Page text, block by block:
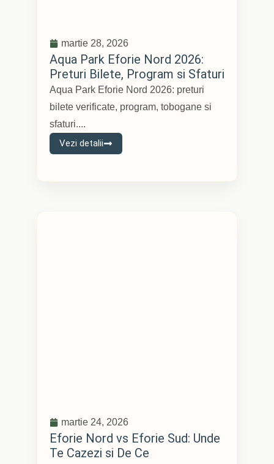
martie 28, 2026
Aqua Park Eforie Nord 2026:
Preturi Bilete, Program si Sfaturi
Aqua Park Eforie Nord 2026: preturi
bilete verificate, program, tobogane si
sfaturi....
Vezi detalii
martie 24, 2026
Eforie Nord vs Eforie Sud: Unde
Te Cazezi si De Ce